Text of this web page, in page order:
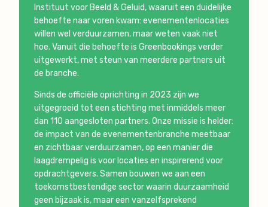
Instituut voor Beeld & Geluid, waaruit een duidelijke
behoefte naar voren kwam: evenementenlocaties
willen wel verduurzamen, maar weten vaak niet
hoe. Vanuit die behoefte is Greenbookings verder
uitgewerkt, met steun van meerdere partners uit
de branche.
Sinds de officiële oprichting in 2023 zijn we
uitgegroeid tot een stichting met inmiddels meer
dan 110 aangesloten partners. Onze missie is helder:
de impact van de evenementenbranche meetbaar
en zichtbaar verduurzamen, op een manier die
laagdrempelig is voor locaties en inspirerend voor
opdrachtgevers. Samen bouwen we aan een
toekomstbestendige sector waarin duurzaamheid
geen bijzaak is, maar een vanzelfsprekend